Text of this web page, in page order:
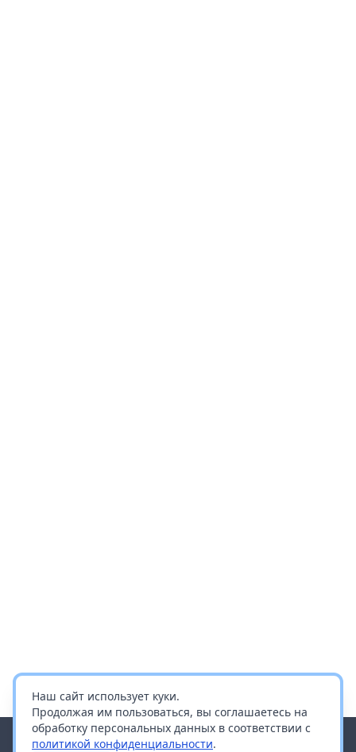
Наш сайт использует куки.
Продолжая им пользоваться, вы соглашаетесь на
обработку персональных данных в соответствии с
политикой конфиденциальности.